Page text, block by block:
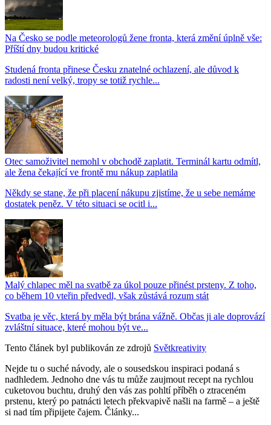
Na Česko se podle meteorologů žene fronta, která změní úplně vše:
Příští dny budou kritické
Studená fronta přinese Česku znatelné ochlazení, ale důvod k
radosti není velký, tropy se totiž rychle...
Otec samoživitel nemohl v obchodě zaplatit. Terminál kartu odmítl,
ale žena čekající ve frontě mu nákup zaplatila
Někdy se stane, že při placení nákupu zjistíme, že u sebe nemáme
dostatek peněz. V této situaci se ocitl i...
Malý chlapec měl na svatbě za úkol pouze přinést prsteny. Z toho,
co během 10 vteřin předvedl, však zůstává rozum stát
Svatba je věc, která by měla být brána vážně. Občas ji ale doprovází
zvláštní situace, které mohou být ve...
Tento článek byl publikován ze zdrojů Světkreativity
Nejde tu o suché návody, ale o sousedskou inspiraci podaná s
nadhledem. Jednoho dne vás tu může zaujmout recept na rychlou
cuketovou buchtu, druhý den vás zas pohltí příběh o ztraceném
prstenu, který po patnácti letech překvapivě našli na farmě – a ještě
si nad tím připijete čajem. Články...